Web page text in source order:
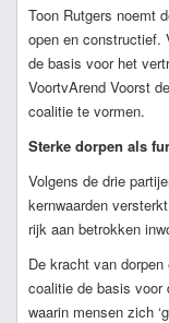
Toon Rutgers noemt
open en constructief.
de basis voor het
VoortvArend Voorst
coalitie te vormen.
Sterke dorpen als
Volgens de drie
kernwaarden
rijk aan betrokken
De kracht van
coalitie de basis
waarin mensen zich